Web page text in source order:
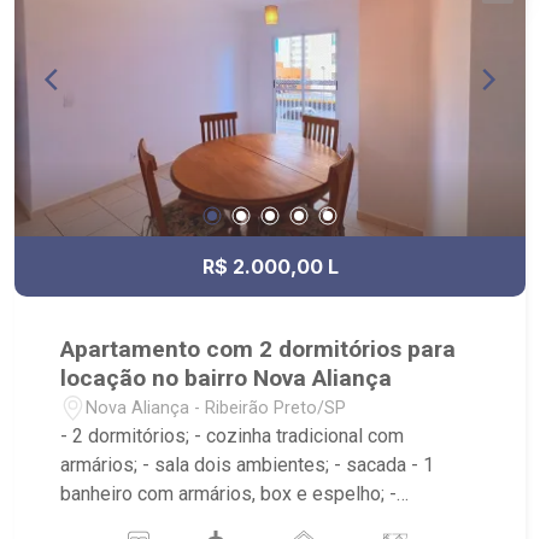
R$ 2.000,00 L
Apartamento com 2 dormitórios para
locação no bairro Nova Aliança
Nova Aliança - Ribeirão Preto/SP
- 2 dormitórios; - cozinha tradicional com
armários; - sala dois ambientes; - sacada - 1
banheiro com armários, box e espelho; -